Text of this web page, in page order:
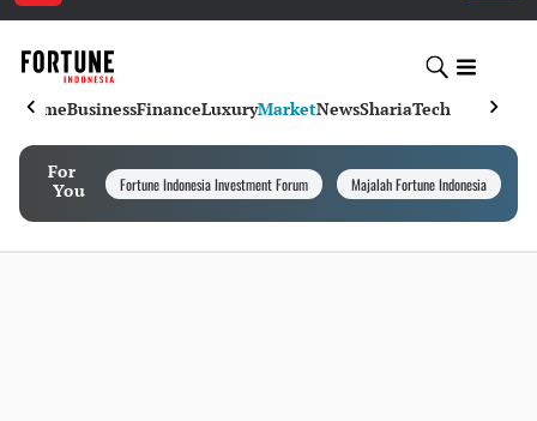
HomeBusinessFinanceLuxuryMarketNewsShariaTech
For
You
Fortune Indonesia Investment Forum Majalah Fortune Indonesia